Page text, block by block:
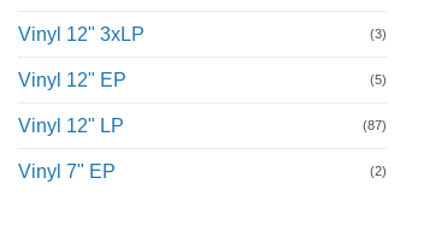
Vinyl 12" 3xLP (3)
Vinyl 12" EP (5)
Vinyl 12" LP (87)
Vinyl 7" EP (2)